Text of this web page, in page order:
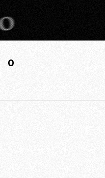
0